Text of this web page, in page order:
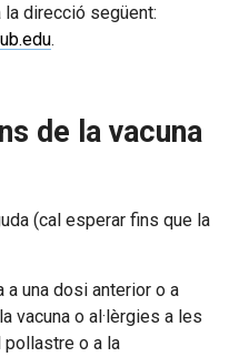
la direcció següent:
.
de la vacuna
(cal esperar fins que la
a una dosi anterior o a
vacuna o al·lèrgies a les
pollastre o a la